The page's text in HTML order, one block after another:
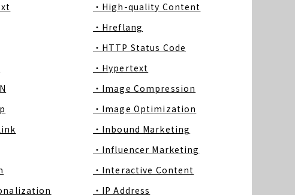
・High-quality Content
・Hreflang
・HTTP Status Code
・Hypertext
・Image Compression
・Image Optimization
・Inbound Marketing
・Influencer Marketing
・Interactive Content
・IP Address